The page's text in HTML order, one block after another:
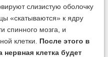
слизистую оболочку
«скатываются» к ядру
спинного мозга, и
клетки. После этого в
нервная клетка будет